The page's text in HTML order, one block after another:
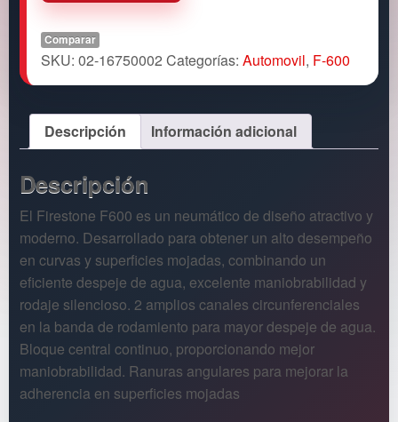
Comparar
SKU: 02-16750002 Categorías: Automovil, F-600
Descripción Información adicional
Descripción
El Firestone F600 es un neumático de diseño atractivo y
moderno. Desarrollado para obtener un alto desempeño
en curvas y superficies mojadas, combinando un
eficiente despeje de agua, excelente maniobrabilidad y
rodaje silencioso. 2 amplios canales circunferenciales
en la banda de rodamiento para mayor despeje de agua.
Bloque central continuo, proporcionando mejor
maniobrabilidad. Ranuras angulares para mejorar la
adherencia en superficies mojadas